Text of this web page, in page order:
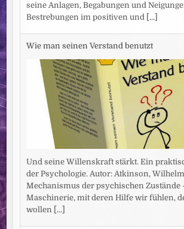
seine Anlagen, Begabungen und
Bestrebungen im positiven und [...]
Wie man seinen Verstand benutzt
Und seine Willenskraft stärkt. Ein
der Psychologie. Autor: Atkinson,
Mechanismus der psychischen Zustände
Maschinerie, mit deren Hilfe wir fühlen,
wollen [...]